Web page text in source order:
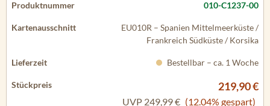
010-C1237-00
EU010R – Spanien Mittelmeerküste /
Frankreich Südküste / Korsika
Bestellbar – ca. 1 Woche
219,90 €
UVP 249,99 € (12.04% gespart)